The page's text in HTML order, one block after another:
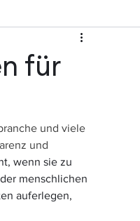
für
und viele
und
wenn sie zu
menschlichen
auferlegen,